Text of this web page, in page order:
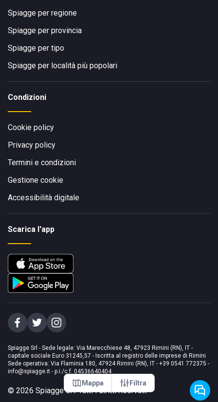
Mappa Filtra
Spiagge per regione
Spiagge per provincia
Spiagge per tipo
Spiagge per località più popolari
Condizioni
Cookie policy
Privacy policy
Termini e condizioni
Gestione cookie
Accessibilità digitale
Scarica l'app
Spiagge Srl - Sede legale: Via Marecchiese 48, 47923 Rimini (RN), IT -
capitale sociale Euro 31245,57 - Iscritta al registro delle imprese di Rimini
Sede operativa: Via Flaminia 180, 47924 Rimini (RN), IT - +39 0541 772375 -
info@spiagge.it - p.i./c.f. 04536640404
© 2026 Spiagge Srl. Tutti i diritti riservati.